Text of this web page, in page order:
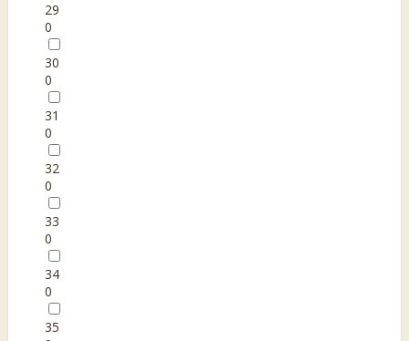
29
0
30
0
31
0
32
0
33
0
34
0
35